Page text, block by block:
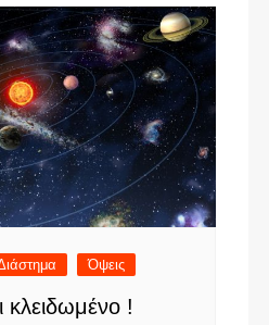
Όψεις
κλειδωμένο !